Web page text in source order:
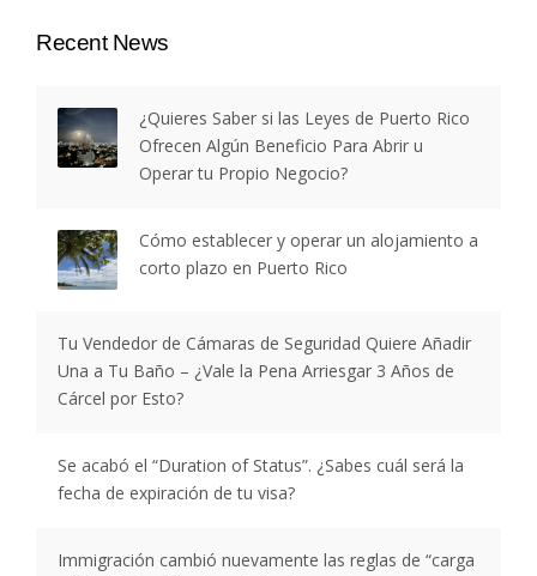
Recent News
¿Quieres Saber si las Leyes de Puerto Rico
Ofrecen Algún Beneficio Para Abrir u
Operar tu Propio Negocio?
Cómo establecer y operar un alojamiento a
corto plazo en Puerto Rico
Tu Vendedor de Cámaras de Seguridad Quiere Añadir
Una a Tu Baño – ¿Vale la Pena Arriesgar 3 Años de
Cárcel por Esto?
Se acabó el “Duration of Status”. ¿Sabes cuál será la
fecha de expiración de tu visa?
Immigración cambió nuevamente las reglas de “carga